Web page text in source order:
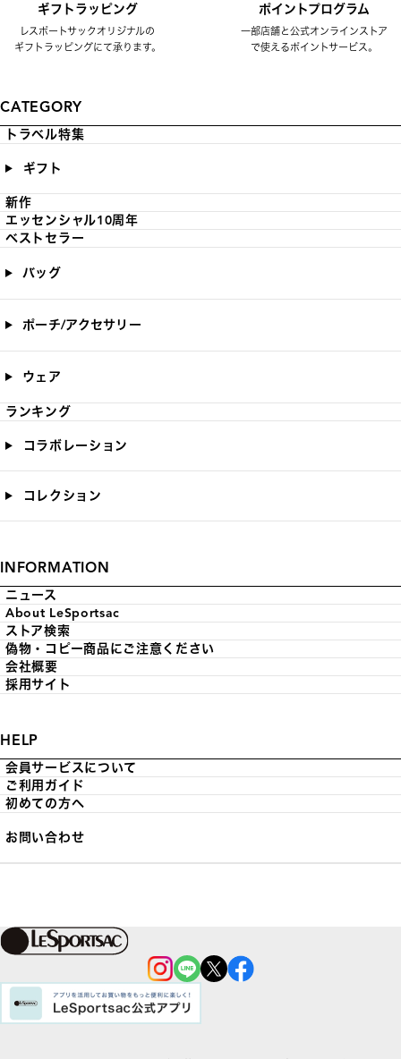
ギフトラッピング
レスポートサックオリジナルの
ギフトラッピングにて承ります。
ポイントプログラム
一部店舗と公式オンラインストア
で使えるポイントサービス。
CATEGORY
トラベル特集
ギフト
新作
エッセンシャル10周年
ベストセラー
バッグ
ポーチ/アクセサリー
ウェア
ランキング
コラボレーション
コレクション
INFORMATION
ニュース
About LeSportsac
ストア検索
偽物・コピー商品にご注意ください
会社概要
採用サイト
HELP
会員サービスについて
ご利用ガイド
初めての方へ
お問い合わせ